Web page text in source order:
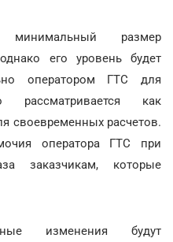
минимальный размер
его уровень будет
оператором ГТС для
рассматривается как
своевременных расчетов.
оператора ГТС при
заказчикам, которые
изменения будут